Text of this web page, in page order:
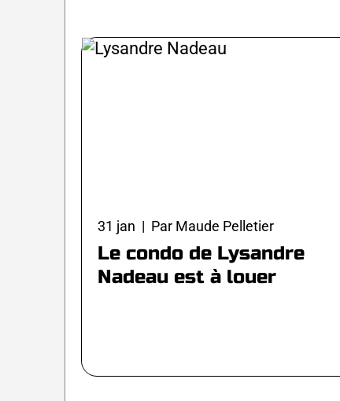
31 jan | Par Maude Pelletier
Le condo de Lysandre
Nadeau est à louer